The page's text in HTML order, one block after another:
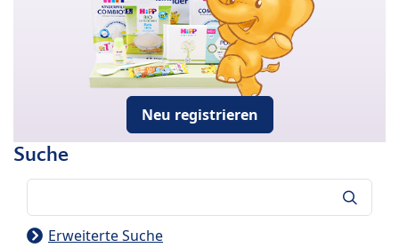
Neu registrieren
Suche
Erweiterte Suche